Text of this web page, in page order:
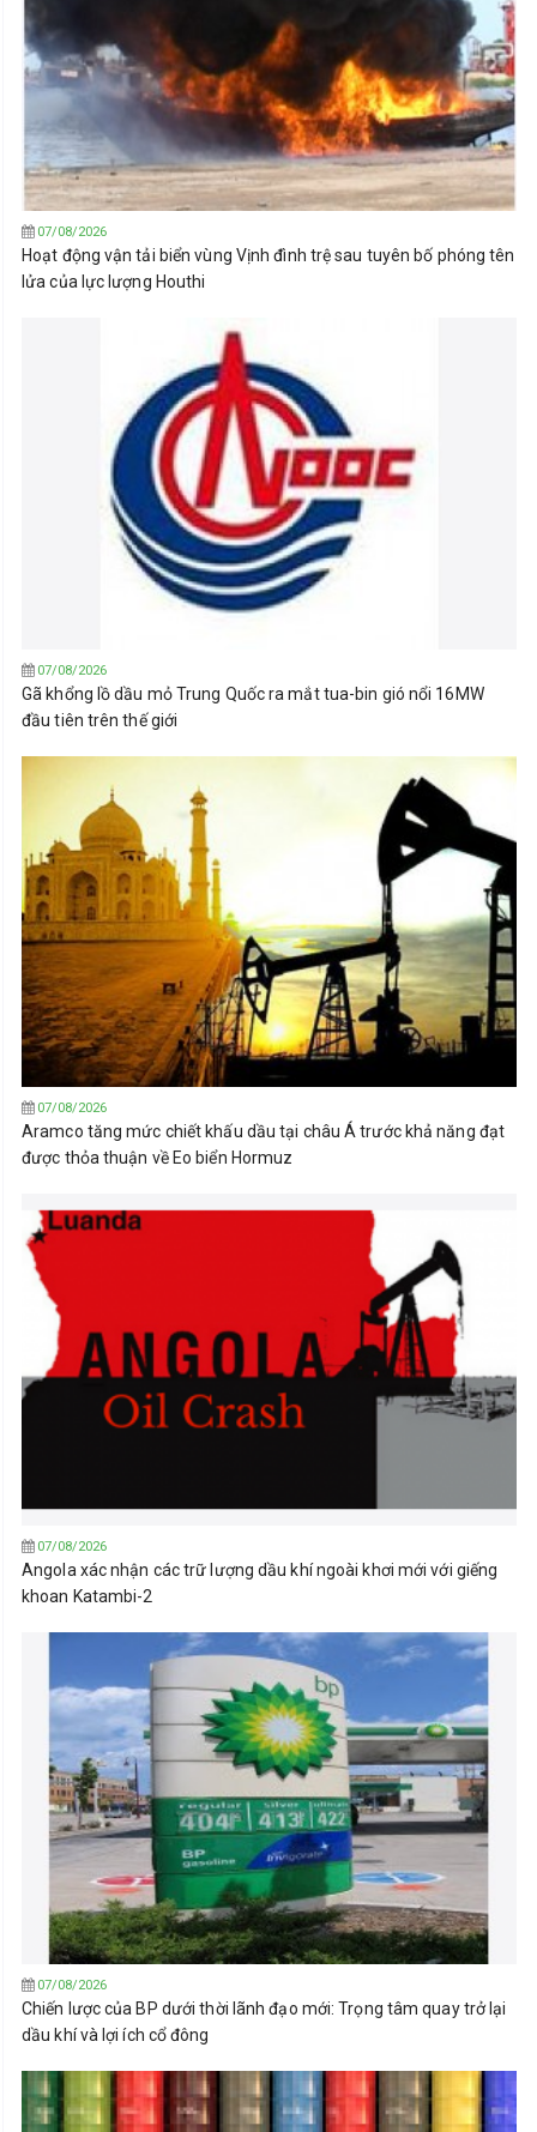
07/08/2026
Hoạt động vận tải biển vùng Vịnh đình trệ sau tuyên bố phóng tên
lửa của lực lượng Houthi
07/08/2026
Gã khổng lồ dầu mỏ Trung Quốc ra mắt tua-bin gió nổi 16MW
đầu tiên trên thế giới
07/08/2026
Aramco tăng mức chiết khấu dầu tại châu Á trước khả năng đạt
được thỏa thuận về Eo biển Hormuz
07/08/2026
Angola xác nhận các trữ lượng dầu khí ngoài khơi mới với giếng
khoan Katambi-2
07/08/2026
Chiến lược của BP dưới thời lãnh đạo mới: Trọng tâm quay trở lại
dầu khí và lợi ích cổ đông